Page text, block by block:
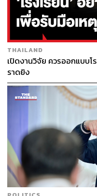
THAILAND
เปิดงานวิจัย ควรออกแบบโ
ราดยิง